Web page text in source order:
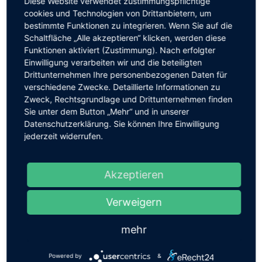
Schulzeit an der Waldorfschule, der Lehrplan der
Unter- und Oberstufe, Medienbildung sowie der
künstlerische und praktische Unterricht stellen
PädagogInnen die Waldorfschule Chemnitz
interessierten Familien vor.
Den Auftakt am 16.03.2021 gestaltet Susanne
Lasch, Klassenlehrerin.
Das Thema: „Eine erste Begegnung mit der
Waldorfschule“. Wir stellen uns vor.
Wir geben Ihnen einen allgemeinen Überblick über
unsere Schule, die Besonderheiten der
Waldorfpädagogik und zeigen den Schulcampus mit
seinen Werkstätten und eigener Schulküche. Im
Anschluss haben Sie die Möglichkeit, Fragen rund
um unser Schulleben zu stellen.
Bitte melden Sie sich unter der E-Mail:
cookies und Technologien von Drittanbietern, um
bestimmte Funktionen zu integrieren. Wenn Sie auf die
Schaltfläche „Alle akzeptieren“ klicken, werden diese
Funktionen aktiviert (Zustimmung). Nach erfolgter
Einwilligung verarbeiten wir und die beteiligten
Drittunternehmen Ihre personenbezogenen Daten für
verschiedene Zwecke. Detaillierte Informationen zu
Zweck, Rechtsgrundlage und Drittunternehmen finden
Sie unter dem Button „Mehr“ und in unserer
Datenschutzerklärung. Sie können Ihre Einwilligung
jederzeit widerrufen.
Akzeptieren
Verweigern
mehr
Powered by &